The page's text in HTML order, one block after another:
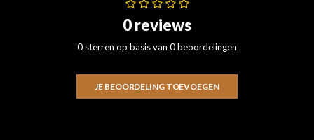
0 reviews
0 sterren op basis van 0 beoordelingen
JE BEOORDELING TOEVOEGEN